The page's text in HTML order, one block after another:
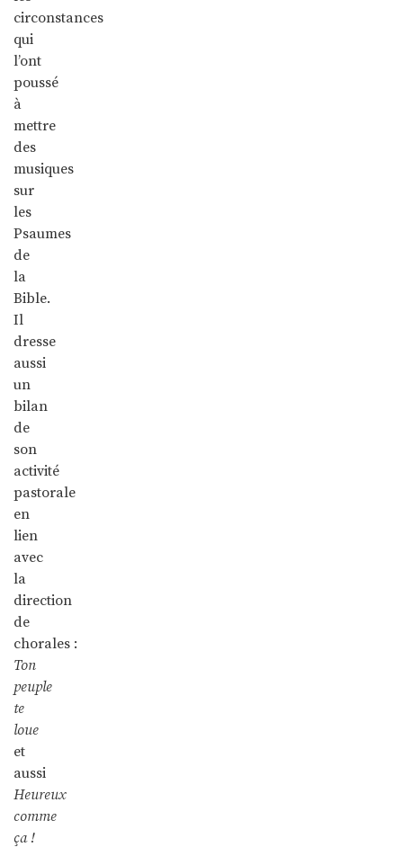
circonstances
qui
l’ont
poussé
à
mettre
des
musiques
sur
les
Psaumes
de
la
Bible.
Il
dresse
aussi
un
bilan
de
son
activité
pastorale
en
lien
avec
la
direction
de
chorales :
Ton
peuple
te
loue
et
aussi
Heureux
comme
ça !